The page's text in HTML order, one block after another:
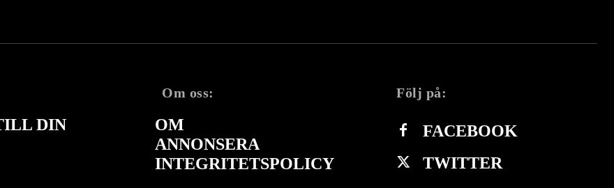
DIN
Om oss:
OM
ANNONSERA
INTEGRITETSPOLICY
Följ på:
FACEBOOK
TWITTER